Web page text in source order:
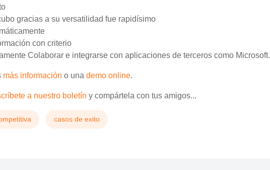
gracias a su versatilidad fue rapidísimo
con criterio
Colaborar e integrarse con aplicaciones de terceros como Microsoft.
más información o una demo online.
a nuestro boletín y compártela con tus amigos...
casos de exito